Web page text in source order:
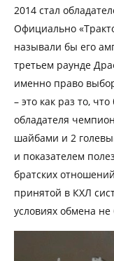
2014 стал
Официально
называли бы его
третьем раунде
именно право
– это как раз то,
обладателя
шайбами и 2
и показателем
братских
принятой в КХЛ
условиях обмена